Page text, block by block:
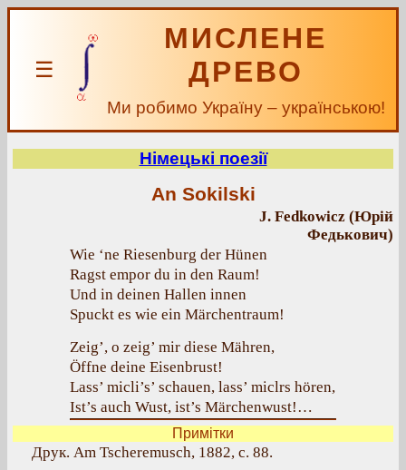
☰
МИСЛЕНЕ
ДРЕВО
Ми робимо Україну – українською!
Німецькі поезії
An Sokilski
J. Fedkowicz (Юрій
Федькович)
Wie ‘ne Riesenburg der Hünen
Ragst empor du in den Raum!
Und in deinen Hallen innen
Spuckt es wie ein Märchentraum!
Zeig’, о zeig’ mir diese Mähren,
Öffne deine Eisenbrust!
Lass’ micli’s’ schauen, lass’ miclrs hören,
Ist’s auch Wust, ist’s Märchenwust!…
Примітки
Друк. Am Tscheremusch, 1882, с. 88.